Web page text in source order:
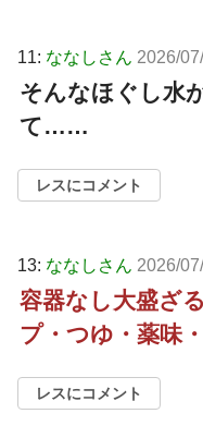
11: ななしさん 2026/
そんなほぐし水
て……
レスにコメント
13: ななしさん 2026/
容器なし大盛ざ
プ・つゆ・薬味
レスにコメント